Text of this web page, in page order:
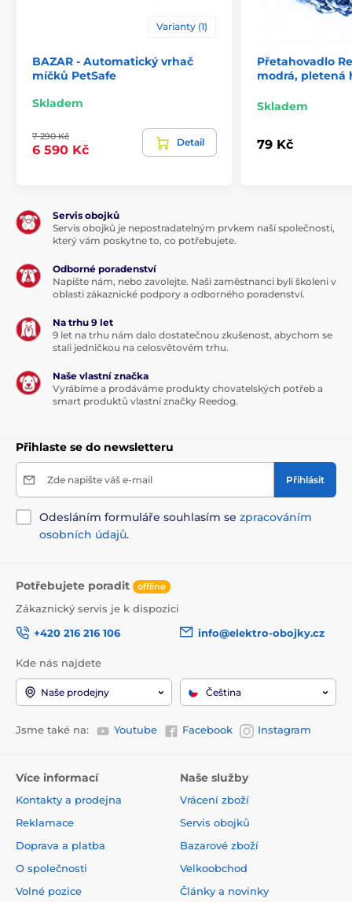
Varianty (1)
BAZAR - Automatický vrhač
míčků PetSafe
Skladem
7 290 Kč
6 590 Kč
Detail
Přetahovadlo
modrá, pletená
Skladem
79 Kč
Servis obojků
Servis obojků je nepostradatelným prvkem naší společnosti,
který vám poskytne to, co potřebujete.
Odborné poradenství
Napište nám, nebo zavolejte. Naši zaměstnanci byli školeni v
oblasti zákaznické podpory a odborného poradenství.
Na trhu 9 let
9 let na trhu nám dalo dostatečnou zkušenost, abychom se
stali jedničkou na celosvětovém trhu.
Naše vlastní značka
Vyrábíme a prodáváme produkty chovatelských potřeb a
smart produktů vlastní značky Reedog.
Přihlaste se do newsletteru
Zde napište váš e-mail Přihlásit
Odesláním formuláře souhlasím se zpracováním
osobních údajů.
Potřebujete poradit offline
Zákaznický servis je k dispozici
+420 216 216 106
info@elektro-obojky.cz
Kde nás najdete
Naše prodejny Čeština
Jsme také na: Youtube Facebook Instagram
Více informací
Kontakty a prodejna
Reklamace
Doprava a platba
O společnosti
Volné pozice
Naše služby
Vrácení zboží
Servis obojků
Bazarové zboží
Velkoobchod
Články a novinky